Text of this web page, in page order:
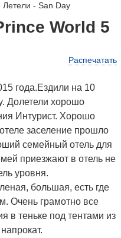
- San Day
World 5
Распечатать
года.Ездили на 10
Долетели хорошо
Интурист. Хорошо
заселение прошло
семейный отель для
приезжают в отель не
уровня.
большая, есть где
Очень грамотно все
в теньке под тентами из